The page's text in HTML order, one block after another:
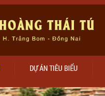
DỰ ÁN TIÊU BIỂU